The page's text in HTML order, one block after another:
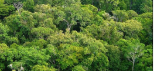
L'ARTICLE